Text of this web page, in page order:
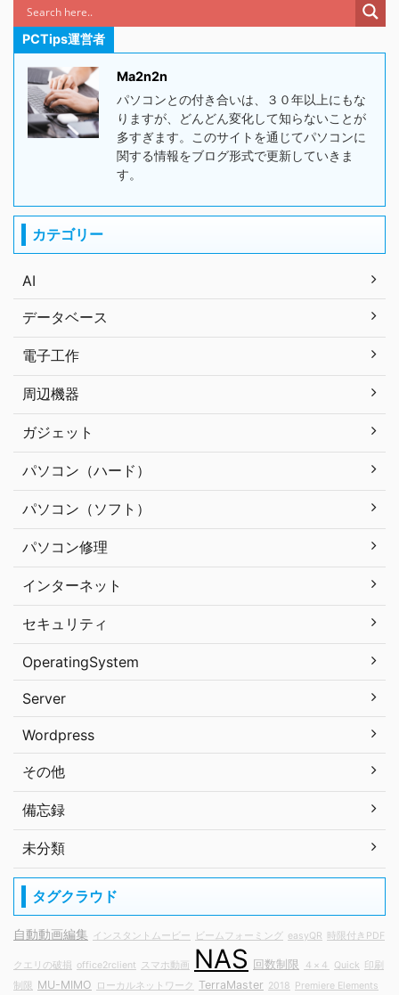
PCTips運営者
Ma2n2n
パソコンとの付き合いは、３０年以上にもな
りますが、どんどん変化して知らないことが
多すぎます。このサイトを通じてパソコンに
関する情報をブログ形式で更新していきま
す。
カテゴリー
AI
データベース
電子工作
周辺機器
ガジェット
パソコン（ハード）
パソコン（ソフト）
パソコン修理
インターネット
セキュリティ
OperatingSystem
Server
Wordpress
その他
備忘録
未分類
タグクラウド
自動動画編集 インスタントムービー ビームフォーミング easyQR 時限付きPDF
クエリの破損 office2rclient スマホ動画 NAS 回数制限 ４×４ Quick 印刷
制限
MU-MIMO ローカルネットワーク TerraMaster 2018 Premiere Elements